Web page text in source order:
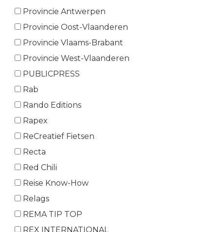
Provincie Antwerpen
Provincie Oost-Vlaanderen
Provincie Vlaams-Brabant
Provincie West-Vlaanderen
PUBLICPRESS
Rab
Rando Editions
Rapex
ReCreatief Fietsen
Recta
Red Chili
Reise Know-How
Relags
REMA TIP TOP
REX INTERNATIONAL